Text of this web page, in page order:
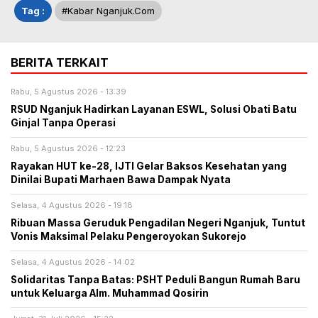
Tag : #kabar Nganjuk.com
BERITA TERKAIT
Rabu, 5 Agustus 2026 - 13:39
RSUD Nganjuk Hadirkan Layanan ESWL, Solusi Obati Batu
Ginjal Tanpa Operasi
Rabu, 5 Agustus 2026 - 12:23
Rayakan HUT ke-28, IJTI Gelar Baksos Kesehatan yang
Dinilai Bupati Marhaen Bawa Dampak Nyata
Selasa, 4 Agustus 2026 - 19:18
Ribuan Massa Geruduk Pengadilan Negeri Nganjuk, Tuntut
Vonis Maksimal Pelaku Pengeroyokan Sukorejo
Selasa, 4 Agustus 2026 - 14:02
Solidaritas Tanpa Batas: PSHT Peduli Bangun Rumah Baru
untuk Keluarga Alm. Muhammad Qosirin